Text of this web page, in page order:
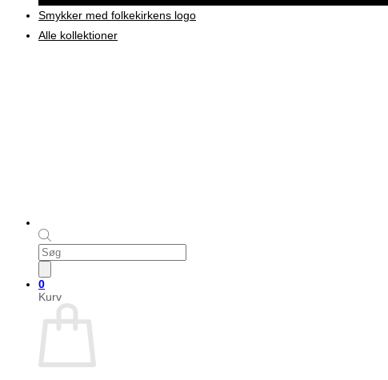
Products
search
0
Kurv
Smykker med folkekirkens logo
Alle kollektioner